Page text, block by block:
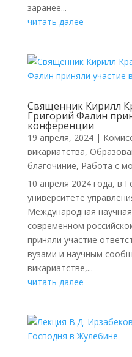
заранее...
читать далее
Священник Кирилл
Григорий Фалин
конференции
19 апреля, 2024|
викариатства,
благочиние, Работа с
10 апреля 2024 года, в
университете
Международная
современном
приняли участие
вузами и научным
викариатстве,...
читать далее